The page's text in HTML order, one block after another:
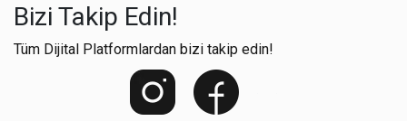
Bizi Takip Edin!
Tüm Dijital Platformlardan bizi takip edin!